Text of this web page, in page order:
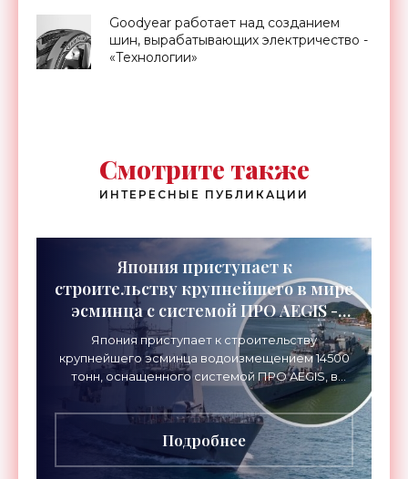
Goodyear работает над созданием
шин, вырабатывающих электричество -
«Технологии»
Смотрите также
ИНТЕРЕСНЫЕ ПУБЛИКАЦИИ
Япония приступает к
строительству крупнейшего в мире
эсминца с системой ПРО AEGIS -
«Оружие»
Япония приступает к строительству
крупнейшего эсминца водоизмещением 14500
тонн, оснащенного системой ПРО AEGIS, в
ответ на изменяющуюся ситуацию в Восточной
Азии — в частности, на
Подробнее